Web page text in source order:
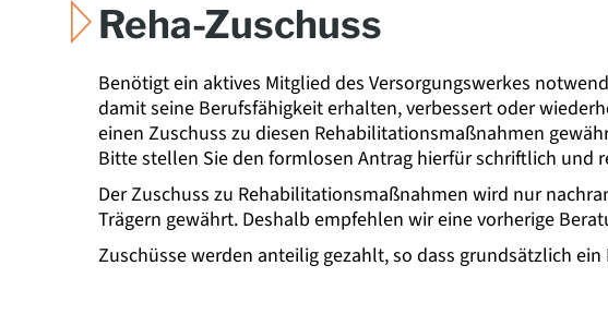
Reha-Zuschuss
Benötigt ein aktives Mitglied des Versorgungswerkes
damit seine Berufsfähigkeit erhalten, verbessert oder
einen Zuschuss zu diesen Rehabilitationsmaßnahmen
Bitte stellen Sie den formlosen Antrag hierfür schriftlich und
Der Zuschuss zu Rehabilitationsmaßnahmen wird nur
Trägern gewährt. Deshalb empfehlen wir eine vorherige
Zuschüsse werden anteilig gezahlt, so dass grundsätzlich